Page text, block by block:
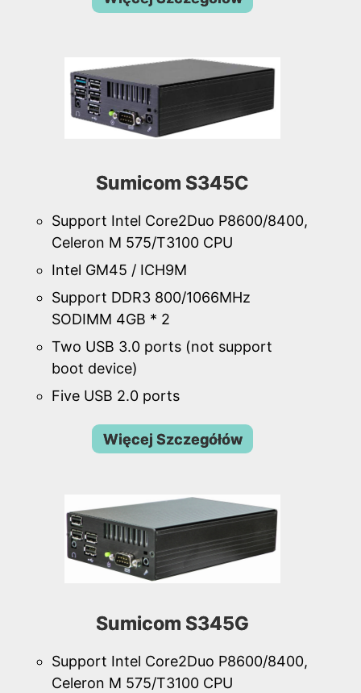
Sumicom S345C
Support Intel Core2Duo P8600/8400,
Celeron M 575/T3100 CPU
Intel GM45 / ICH9M
Support DDR3 800/1066MHz
SODIMM 4GB * 2
Two USB 3.0 ports (not support
boot device)
Five USB 2.0 ports
Więcej Szczegółów
Sumicom S345G
Support Intel Core2Duo P8600/8400,
Celeron M 575/T3100 CPU